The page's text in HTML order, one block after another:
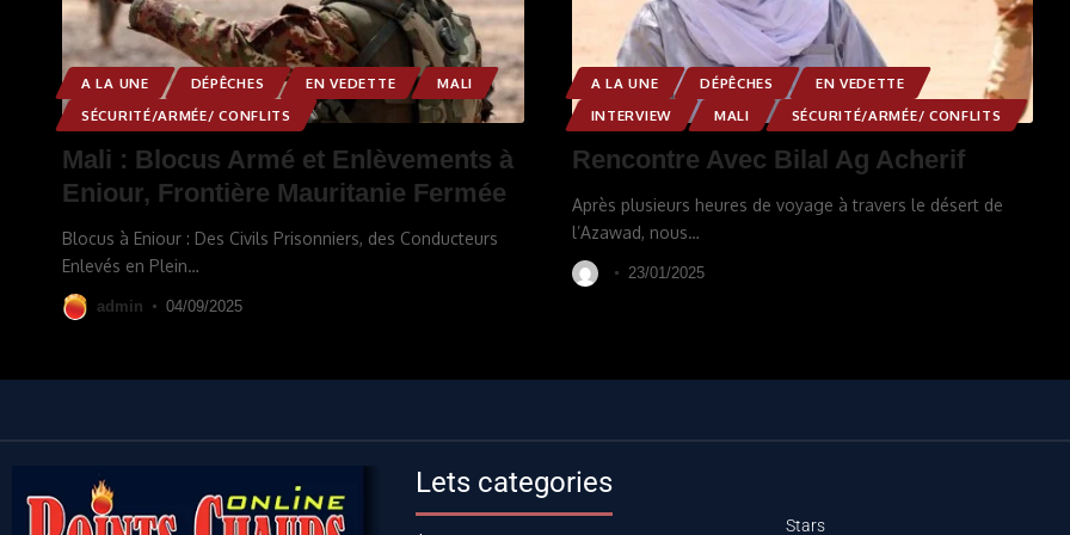
A LA UNE DÉPÊCHES EN VEDETTE
MALI
SÉCURITÉ/ARMÉE/ CONFLITS
Mali : Blocus Armé et Enlèvements à
Eniour, Frontière Mauritanie Fermée
Blocus à Eniour : Des Civils Prisonniers, des Conducteurs
Enlevés en Plein…
admin 04/09/2025
A LA UNE DÉPÊCHES
EN VEDETTE
INTERVIEW
MALI SÉCURITÉ/ARMÉE/ CONFLITS
Rencontre Avec Bilal Ag Acherif
Après plusieurs heures de voyage à travers le désert de
l’Azawad, nous…
23/01/2025
Lets categories
Stars